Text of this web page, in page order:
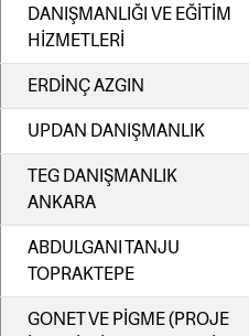
DANIŞMANLIĞI VE EĞİTİM
HİZMETLERİ
ERDİNÇ AZGIN
UPDAN DANIŞMANLIK
TEG DANIŞMANLIK
ANKARA
ABDULGANI TANJU
TOPRAKTEPE
GONET VE PİGME (PROJE